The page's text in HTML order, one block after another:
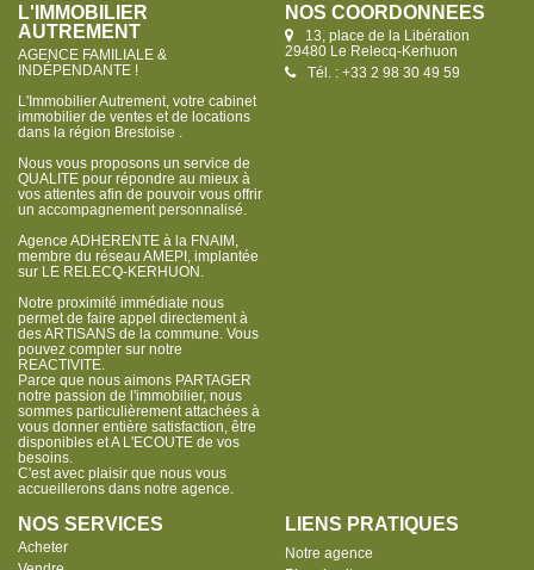
L'IMMOBILIER
AUTREMENT
AGENCE FAMILIALE &
INDÉPENDANTE !
L'Immobilier Autrement, votre cabinet
immobilier de ventes et de locations
dans la région Brestoise .
Nous vous proposons un service de
QUALITE pour répondre au mieux à
vos attentes afin de pouvoir vous offrir
un accompagnement personnalisé.
Agence ADHERENTE à la FNAIM,
membre du réseau AMEPI, implantée
sur LE RELECQ-KERHUON.
Notre proximité immédiate nous
permet de faire appel directement à
des ARTISANS de la commune. Vous
pouvez compter sur notre
REACTIVITE.
Parce que nous aimons PARTAGER
notre passion de l'immobilier, nous
sommes particulièrement attachées à
vous donner entière satisfaction, être
disponibles et A L'ECOUTE de vos
besoins.
C'est avec plaisir que nous vous
accueillerons dans notre agence.
NOS COORDONNÉES
13, place de la Libération
29480 Le Relecq-Kerhuon
Tél. : +33 2 98 30 49 59
NOS SERVICES
Acheter
LIENS PRATIQUES
Notre agence